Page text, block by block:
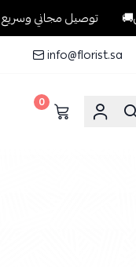
توصيل مجاني وسريع وبنفس
info@florist.sa
0